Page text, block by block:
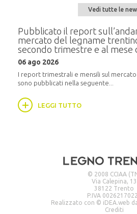
Vedi tutte le
Pubblicato il report
mercato del legname
secondo trimestre e al mese
06 ago 2026
I report trimestrali e mensili sul
sono pubblicati nella seguente...
LEGGI TUTTO
© 2008 CCIAA
Via Calepina, 13
38122 Trento
P.IVA
Realizzato con © iDEA.web
Crediti